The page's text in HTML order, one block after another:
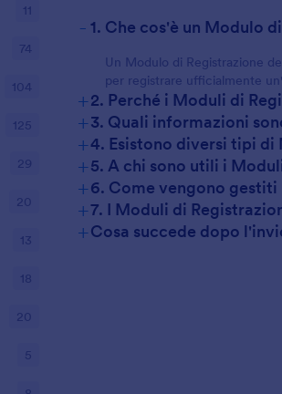
- 1. Che cos'è un Modulo
Un Modulo di Registrazione
per registrare ufficialmente
+2. Perché i Moduli di
+3. Quali informazioni
+4. Esistono diversi tipi
+5. A chi sono utili i
+6. Come vengono
+7. I Moduli di
+Cosa succede dopo
11
74
104
125
29
20
13
18
20
5